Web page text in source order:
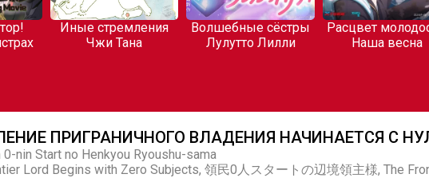
Иные стремления
Чжи Тана
Волшебные сёстры
Лулутто Лилли
Расцвет
Наша весна
ПРИГРАНИЧНОГО ВЛАДЕНИЯ НАЧИНАЕТСЯ С
0-nin Start no Henkyou Ryoushu-sama
Lord Begins with Zero Subjects, 領民0人スタートの辺境領主様, The